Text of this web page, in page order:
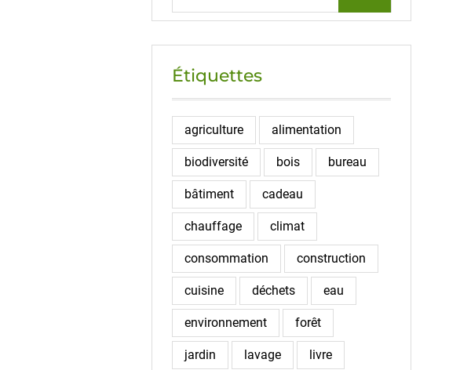
Étiquettes
agriculture alimentation
biodiversité bois bureau
bâtiment cadeau
chauffage climat
consommation construction
cuisine déchets eau
environnement forêt
jardin lavage livre